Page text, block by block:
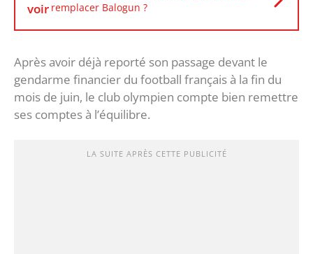
voir remplacer Balogun ?
Après avoir déjà reporté son passage devant le
gendarme financier du football français à la fin du
mois de juin, le club olympien compte bien remettre
ses comptes à l’équilibre.
LA SUITE APRÈS CETTE PUBLICITÉ